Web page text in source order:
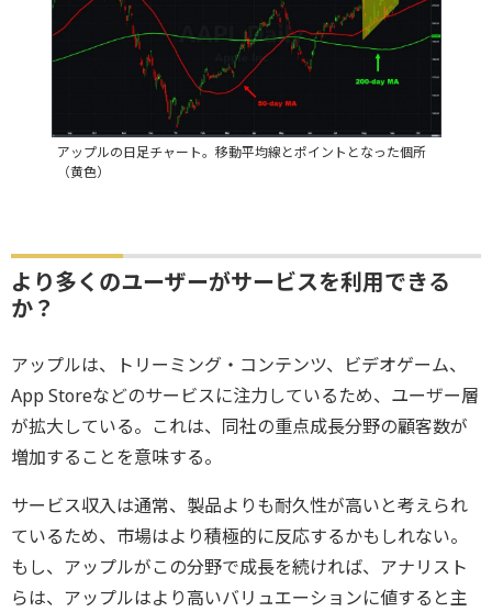
アップルの日足チャート。移動平均線とポイントとなった個所
（黄色）
より多くのユーザーがサービスを利用できる
か？
アップルは、トリーミング・コンテンツ、ビデオゲーム、
App Storeなどのサービスに注力しているため、ユーザー層
が拡大している。これは、同社の重点成長分野の顧客数が
増加することを意味する。
サービス収入は通常、製品よりも耐久性が高いと考えられ
ているため、市場はより積極的に反応するかもしれない。
もし、アップルがこの分野で成長を続ければ、アナリスト
らは、アップルはより高いバリュエーションに値すると主